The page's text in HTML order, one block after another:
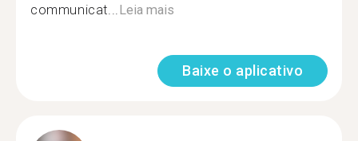
communicat...Leia mais
Baixe o aplicativo